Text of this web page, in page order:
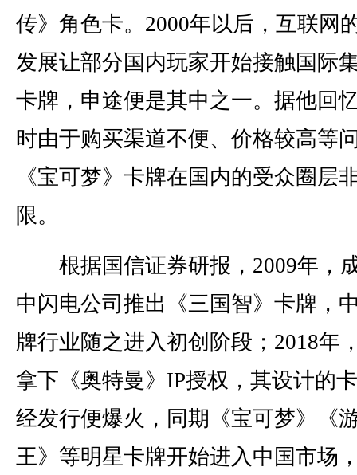
传》角色卡。2000年以后，互联网
发展让部分国内玩家开始接触国际
卡牌，申途便是其中之一。据他回
时由于购买渠道不便、价格较高等
《宝可梦》卡牌在国内的受众圈层
限。
根据国信证券研报，2009年，
中闪电公司推出《三国智》卡牌，
牌行业随之进入初创阶段；2018年
拿下《奥特曼》IP授权，其设计的
经发行便爆火，同期《宝可梦》《
王》等明星卡牌开始进入中国市场